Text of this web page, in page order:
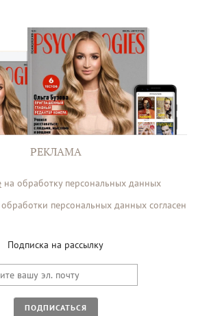
РЕКЛАМА
на обработку персональных данных
обработки персональных данных согласен
Подписка на рассылку
ПОДПИСАТЬСЯ